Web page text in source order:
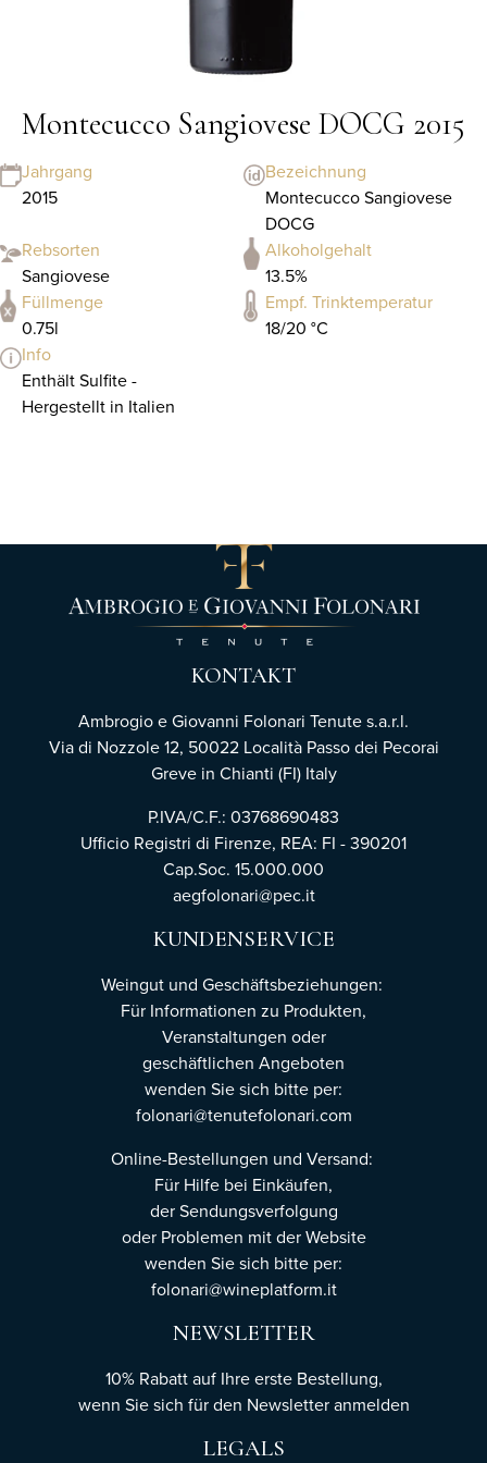
Montecucco Sangiovese DOCG 2015
Jahrgang
2015
Bezeichnung
Montecucco Sangiovese
DOCG
Rebsorten
Sangiovese
Alkoholgehalt
13.5%
Füllmenge
0.75l
Empf. Trinktemperatur
18/20 °C
Info
Enthält Sulfite -
Hergestellt in Italien
KONTAKT
Ambrogio e Giovanni Folonari Tenute s.a.r.l.
Via di Nozzole 12, 50022 Località Passo dei Pecorai
Greve in Chianti (FI) Italy
P.IVA/C.F.: 03768690483
Ufficio Registri di Firenze, REA: FI - 390201
Cap.Soc. 15.000.000
aegfolonari@pec.it
KUNDENSERVICE
Weingut und Geschäftsbeziehungen:
Für Informationen zu Produkten,
Veranstaltungen oder
geschäftlichen Angeboten
wenden Sie sich bitte per:
folonari@tenutefolonari.com
Online-Bestellungen und Versand:
Für Hilfe bei Einkäufen,
der Sendungsverfolgung
oder Problemen mit der Website
wenden Sie sich bitte per:
folonari@wineplatform.it
NEWSLETTER
10% Rabatt auf Ihre erste Bestellung,
wenn Sie sich für den Newsletteranmelden
LEGALS